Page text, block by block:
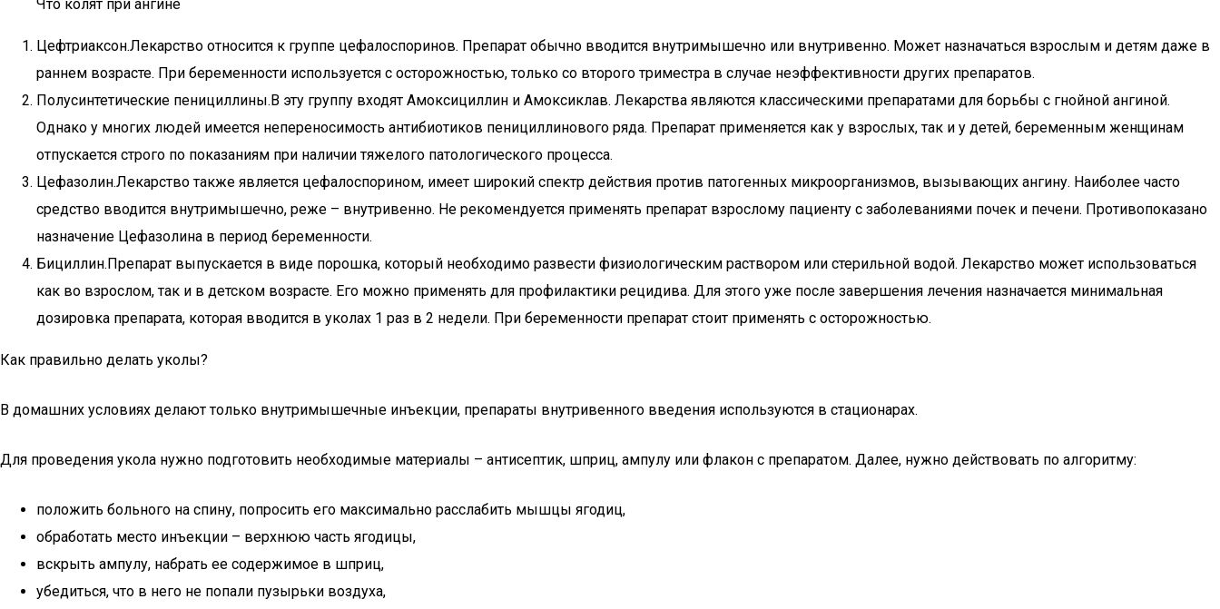
Что колят при ангине
Цефтриаксон.Лекарство относится к группе цефалоспоринов. Препарат обычно вводится внутримышечно или внутривенно. Может назначаться взрослым и детям даже в
раннем возрасте. При беременности используется с осторожностью, только со второго триместра в случае неэффективности других препаратов.
Полусинтетические пенициллины.В эту группу входят Амоксициллин и Амоксиклав. Лекарства являются классическими препаратами для борьбы с гнойной ангиной.
Однако у многих людей имеется непереносимость антибиотиков пенициллинового ряда. Препарат применяется как у взрослых, так и у детей, беременным женщинам
отпускается строго по показаниям при наличии тяжелого патологического процесса.
Цефазолин.Лекарство также является цефалоспорином, имеет широкий спектр действия против патогенных микроорганизмов, вызывающих ангину. Наиболее часто
средство вводится внутримышечно, реже – внутривенно. Не рекомендуется применять препарат взрослому пациенту с заболеваниями почек и печени. Противопоказано
назначение Цефазолина в период беременности.
Бициллин.Препарат выпускается в виде порошка, который необходимо развести физиологическим раствором или стерильной водой. Лекарство может использоваться
как во взрослом, так и в детском возрасте. Его можно применять для профилактики рецидива. Для этого уже после завершения лечения назначается минимальная
дозировка препарата, которая вводится в уколах 1 раз в 2 недели. При беременности препарат стоит применять с осторожностью.
Как правильно делать уколы?
В домашних условиях делают только внутримышечные инъекции, препараты внутривенного введения используются в стационарах.
Для проведения укола нужно подготовить необходимые материалы – антисептик, шприц, ампулу или флакон с препаратом. Далее, нужно действовать по алгоритму:
положить больного на спину, попросить его максимально расслабить мышцы ягодиц,
обработать место инъекции – верхнюю часть ягодицы,
вскрыть ампулу, набрать ее содержимое в шприц,
убедиться, что в него не попали пузырьки воздуха,